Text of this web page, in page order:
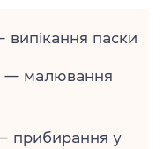
випікання паски
— малювання
прибирання у